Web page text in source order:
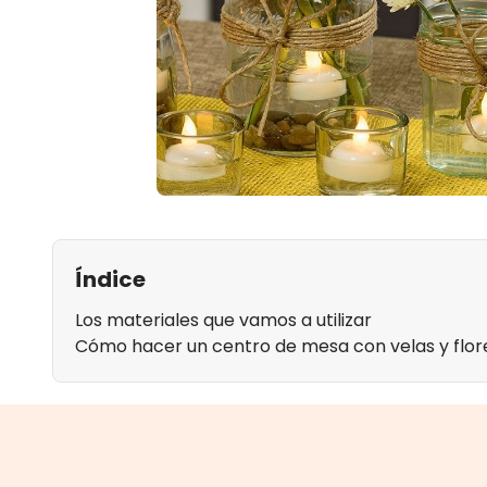
Índice
Los materiales que vamos a utilizar
Cómo hacer un centro de mesa con velas y